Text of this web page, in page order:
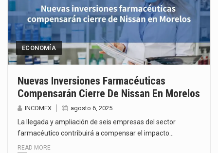
ECONOMÍA
Nuevas Inversiones Farmacéuticas
Compensarán Cierre De Nissan En Morelos
INCOMEX agosto 6, 2025
La llegada y ampliación de seis empresas del sector
farmacéutico contribuirá a compensar el impacto…
READ MORE